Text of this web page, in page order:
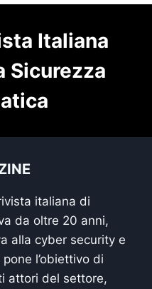
Italiana
Sicurezza
italiana di
da oltre 20 anni,
alla cyber security e
l’obiettivo di
attori del settore,